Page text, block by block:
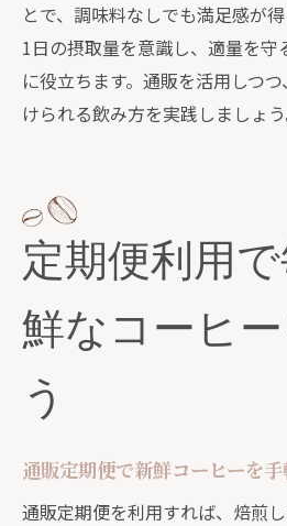
とで、調味料なしでも満足感が得
1日の摂取量を意識し、適量を守
に役立ちます。通販を活用しつ
けられる飲み方を実践しましょう
定期便利用
鮮なコーヒ
う
通販定期便で新鮮コーヒーを
通販定期便を利用すれば、焙煎